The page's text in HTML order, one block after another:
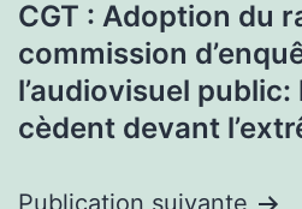
de
l’article
CGT : Adoption du
commission
l’audiovisuel
cèdent devant